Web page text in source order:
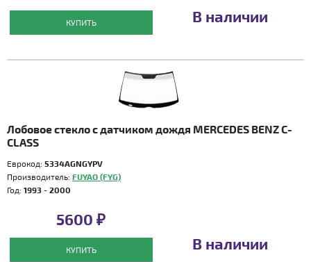
КУПИТЬ В наличии
Лобовое стекло с датчиком дождя MERCEDES BENZ C-
CLASS
Еврокод: 5334AGNGYPV
Производитель: FUYAO (FYG)
Год: 1993 - 2000
5600 ₽
КУПИТЬ В наличии